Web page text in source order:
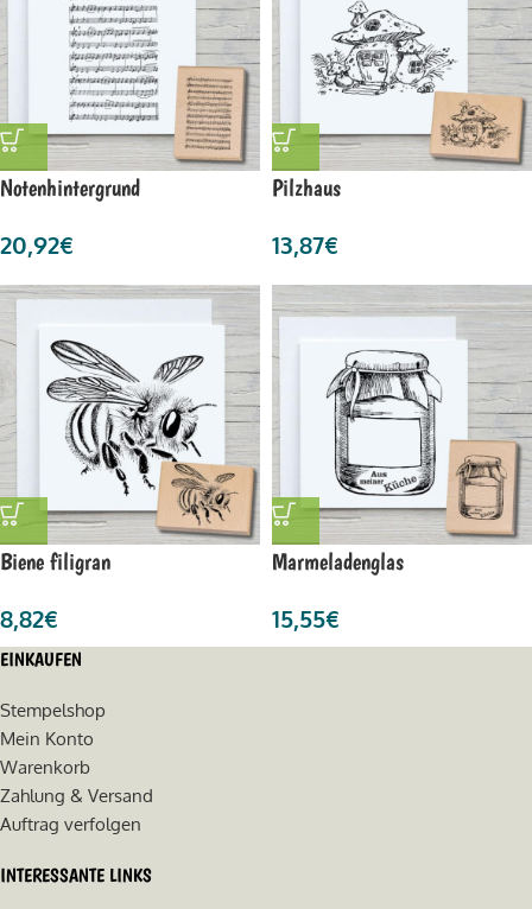
Notenhintergrund
20,92€
Pilzhaus
13,87€
Biene filigran
8,82€
Marmeladenglas
15,55€
EINKAUFEN
Stempelshop
Mein Konto
Warenkorb
Zahlung & Versand
Auftrag verfolgen
INTERESSANTE LINKS